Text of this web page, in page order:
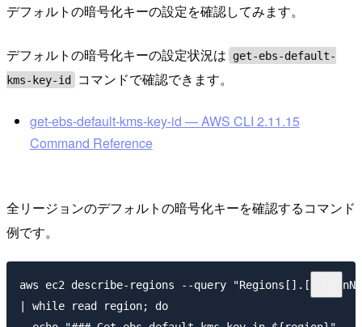
デフォルトの暗号化キーの設定を確認してみます。
デフォルトの暗号化キーの設定状況は
get-ebs-default-
kms-key-id
コマンドで確認できます。
get-ebs-default-kms-key-id — AWS CLI 2.11.15
Command Reference
全リージョンのデフォルトの暗号化キーを確認するコマンド
例です。
aws ec2 describe-regions --query
| while read region; do